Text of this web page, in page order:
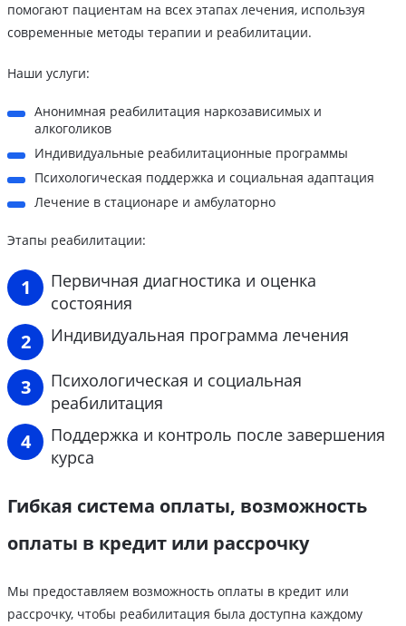
помогают пациентам на всех этапах лечения, используя
современные методы терапии и реабилитации.
Наши услуги:
Анонимная реабилитация наркозависимых и
алкоголиков
Индивидуальные реабилитационные программы
Психологическая поддержка и социальная адаптация
Лечение в стационаре и амбулаторно
Этапы реабилитации:
Первичная диагностика и оценка
состояния
Индивидуальная программа лечения
Психологическая и социальная
реабилитация
Поддержка и контроль после завершения
курса
Гибкая система оплаты, возможность
оплаты в кредит или рассрочку
Мы предоставляем возможность оплаты в кредит или
рассрочку, чтобы реабилитация была доступна каждому